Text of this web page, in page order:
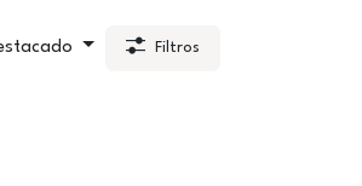
Filtros